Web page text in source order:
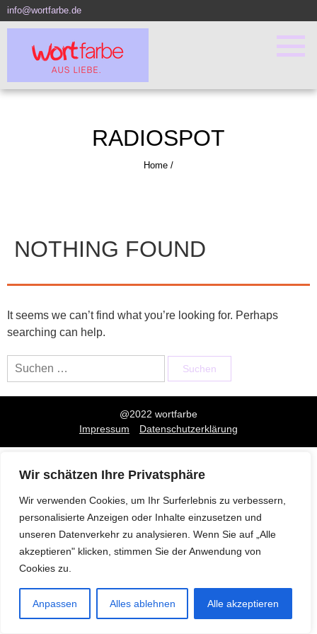
Wir schätzen Ihre Privatsphäre
Wir verwenden Cookies, um Ihr Surferlebnis zu verbessern,
personalisierte Anzeigen oder Inhalte einzusetzen und
unseren Datenverkehr zu analysieren. Wenn Sie auf „Alle
akzeptieren" klicken, stimmen Sie der Anwendung von
Cookies zu.
Anpassen Alles ablehnen Alle akzeptieren
info@wortfarbe.de
RADIOSPOT
Home /
NOTHING FOUND
It seems we can’t find what you’re looking for. Perhaps
searching can help.
Suchen
nach:
@2022 wortfarbe
Impressum
Datenschutzerklärung